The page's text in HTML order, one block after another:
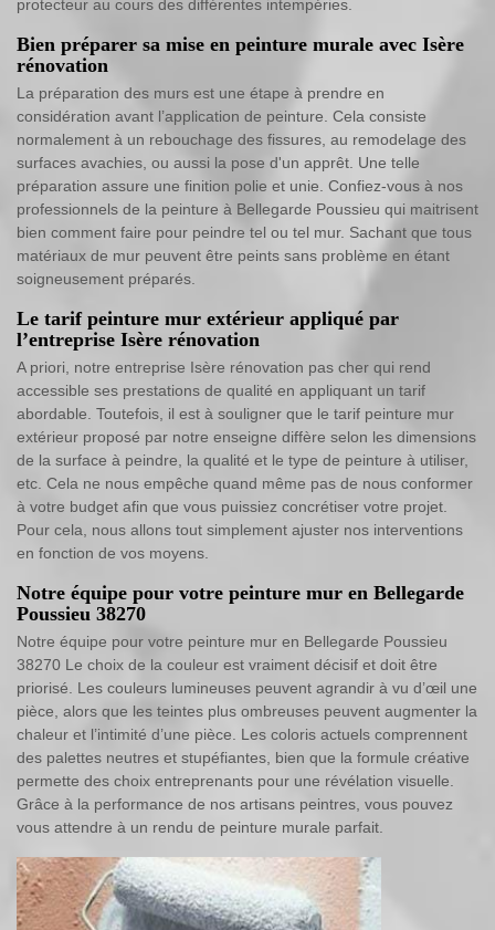
protecteur au cours des différentes intempéries.
Bien préparer sa mise en peinture murale avec Isère
rénovation
La préparation des murs est une étape à prendre en
considération avant l’application de peinture. Cela consiste
normalement à un rebouchage des fissures, au remodelage des
surfaces avachies, ou aussi la pose d'un apprêt. Une telle
préparation assure une finition polie et unie. Confiez-vous à nos
professionnels de la peinture à Bellegarde Poussieu qui maitrisent
bien comment faire pour peindre tel ou tel mur. Sachant que tous
matériaux de mur peuvent être peints sans problème en étant
soigneusement préparés.
Le tarif peinture mur extérieur appliqué par
l’entreprise Isère rénovation
A priori, notre entreprise Isère rénovation pas cher qui rend
accessible ses prestations de qualité en appliquant un tarif
abordable. Toutefois, il est à souligner que le tarif peinture mur
extérieur proposé par notre enseigne diffère selon les dimensions
de la surface à peindre, la qualité et le type de peinture à utiliser,
etc. Cela ne nous empêche quand même pas de nous conformer
à votre budget afin que vous puissiez concrétiser votre projet.
Pour cela, nous allons tout simplement ajuster nos interventions
en fonction de vos moyens.
Notre équipe pour votre peinture mur en Bellegarde
Poussieu 38270
Notre équipe pour votre peinture mur en Bellegarde Poussieu
38270 Le choix de la couleur est vraiment décisif et doit être
priorisé. Les couleurs lumineuses peuvent agrandir à vu d’œil une
pièce, alors que les teintes plus ombreuses peuvent augmenter la
chaleur et l’intimité d’une pièce. Les coloris actuels comprennent
des palettes neutres et stupéfiantes, bien que la formule créative
permette des choix entreprenants pour une révélation visuelle.
Grâce à la performance de nos artisans peintres, vous pouvez
vous attendre à un rendu de peinture murale parfait.